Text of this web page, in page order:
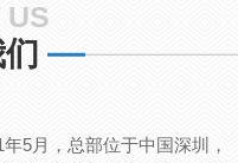
US
5月，总部位于中国深圳，